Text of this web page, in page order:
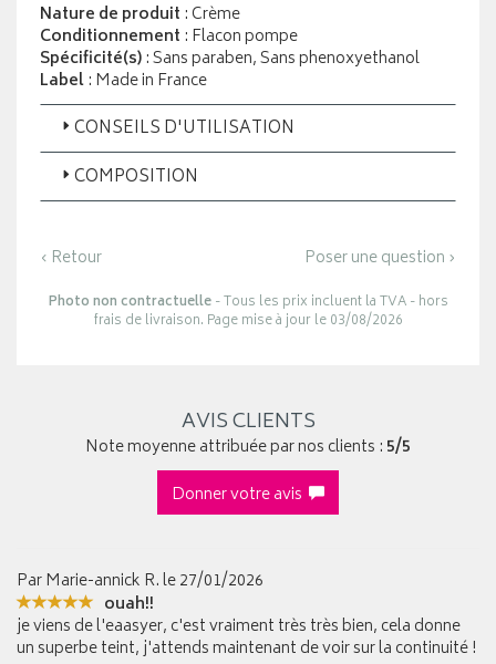
Nature de produit : Crème
Conditionnement : Flacon pompe
Spécificité(s): Sans paraben, Sans phenoxyethanol
Label: Made in France
CONSEILS D'UTILISATION
COMPOSITION
‹ Retour Poser une question ›
Photo non contractuelle- Tous les prix incluent la TVA - hors
frais de livraison. Page mise à jour le 03/08/2026
AVIS CLIENTS
Note moyenne attribuée par nos clients : 5/5
Donner votre avis
Par Marie-annick R.le 27/01/2026
ouah!!
je viens de l'eaasyer, c'est vraiment très très bien, cela donne
un superbe teint, j'attends maintenant de voir sur la continuité !